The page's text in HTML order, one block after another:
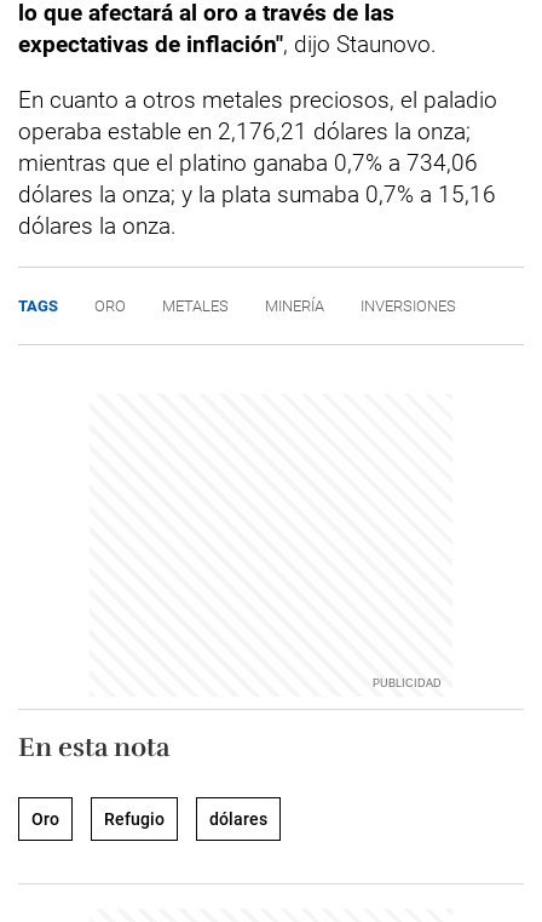
lo que afectará al oro a través de las
expectativas de inflación", dijo Staunovo.
En cuanto a otros metales preciosos, el paladio
operaba estable en 2,176,21 dólares la onza;
mientras que el platino ganaba 0,7% a 734,06
dólares la onza; y la plata sumaba 0,7% a 15,16
dólares la onza.
TAGS ORO METALES MINERÍA INVERSIONES
En esta nota
Oro Refugio dólares